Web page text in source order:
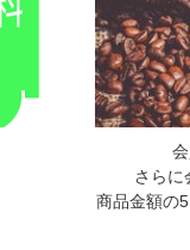
さらに
商品金額の